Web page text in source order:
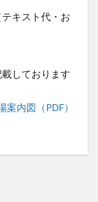
キスト代・お
しております
案内図（PDF）